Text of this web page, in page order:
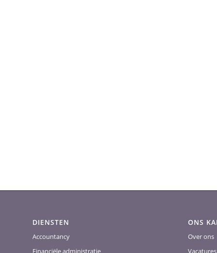
DIENSTEN
Accountancy
Financiële administratie
ONS
Over ons
Vacatures